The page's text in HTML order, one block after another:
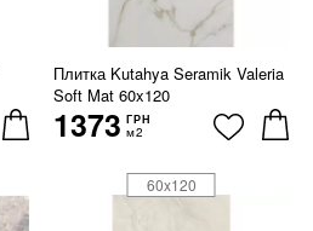
Плитка Kutahya Seramik Valeria
Soft Mat 60x120
1373 ГРН
м2
60x120